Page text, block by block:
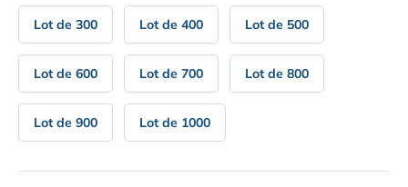
Lot de 300 Lot de 400 Lot de 500
Lot de 600 Lot de 700 Lot de 800
Lot de 900 Lot de 1000